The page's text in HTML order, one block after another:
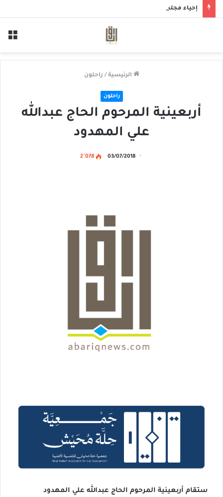
إحياء مجلس حسيني بمأتم الحاج أحمد منصور الخميس
الرئيسية / راحلون
راحلون
أربعينية المرحوم الحاج عبدالله
علي المهدود
03/07/2018 2٬078
ستقام أربعينية المرحوم الحاج عبدالله علي المهدود